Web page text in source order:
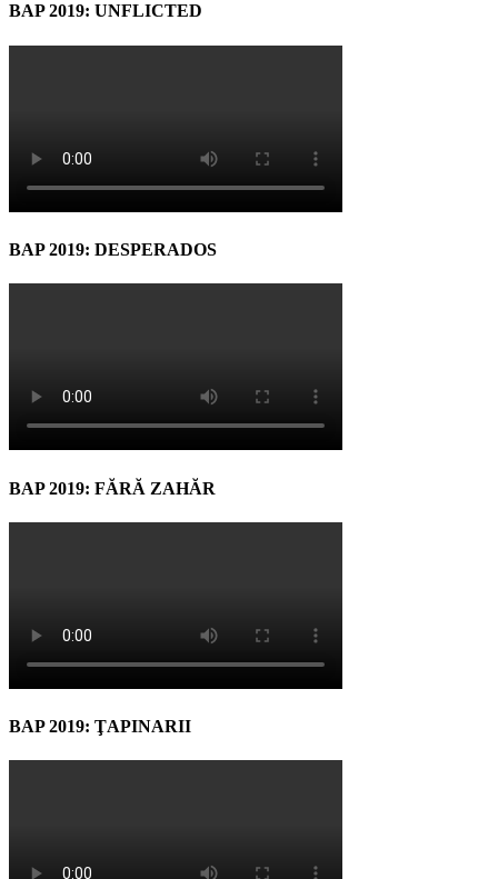
BAP 2019: UNFLICTED
BAP 2019: DESPERADOS
BAP 2019: FĂRĂ ZAHĂR
BAP 2019: ŢAPINARII